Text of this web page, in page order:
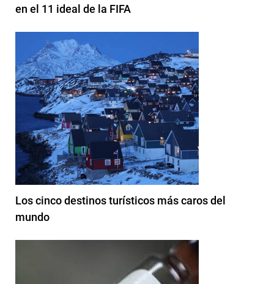
en el 11 ideal de la FIFA
Los cinco destinos turísticos más caros del
mundo